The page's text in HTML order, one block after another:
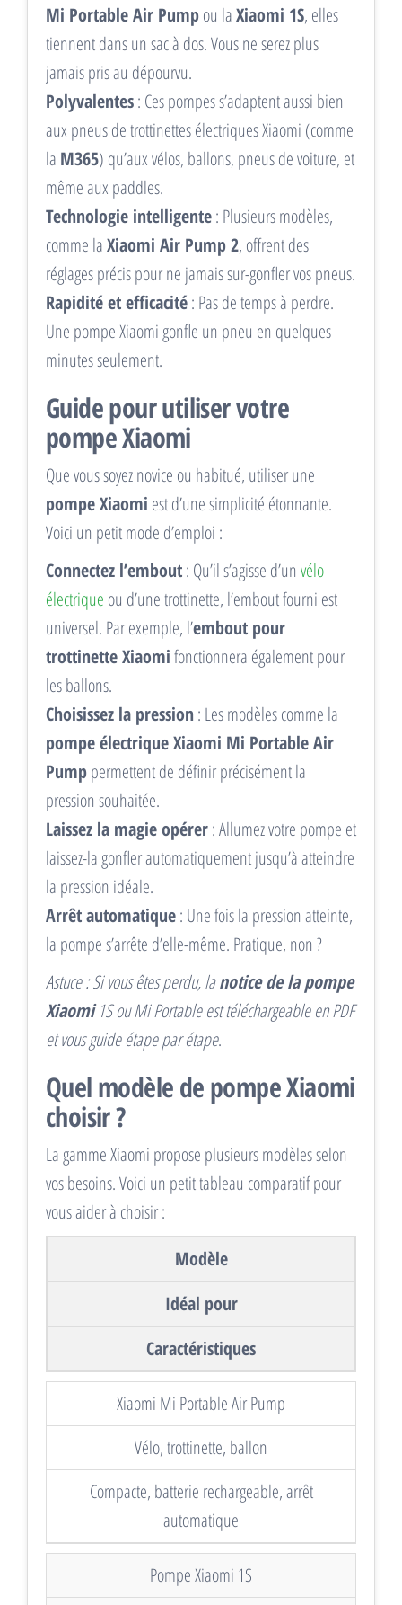
Mi Portable Air Pumpou laXiaomi 1S, elles
tiennent dans un sac à dos. Vous ne serez plus
jamais pris au dépourvu.
Polyvalentes: Ces pompes s’adaptent aussi bien
aux pneus de trottinettes électriques Xiaomi (comme
la M365) qu’aux vélos, ballons, pneus de voiture, et
même aux paddles.
Technologie intelligente: Plusieurs modèles,
comme laXiaomi Air Pump 2, offrent des
réglages précis pour ne jamais sur-gonfler vos pneus.
Rapidité et efficacité: Pas de temps à perdre.
Une pompe Xiaomi gonfle un pneu en quelques
minutes seulement.
Guide pour utiliser votre
pompe Xiaomi
Que vous soyez novice ou habitué, utiliser une
pompe Xiaomi est d’une simplicité étonnante.
Voici un petit mode d’emploi :
Connectez l’embout: Qu’il s’agisse d’un vélo
électrique ou d’une trottinette, l’embout fourni est
universel. Par exemple, l’embout pour
trottinette Xiaomifonctionnera également pour
les ballons.
Choisissez la pression: Les modèles comme la
pompe électrique Xiaomi Mi Portable Air
Pumppermettent de définir précisément la
pression souhaitée.
Laissez la magie opérer: Allumez votre pompe et
laissez-la gonfler automatiquement jusqu’à atteindre
la pression idéale.
Arrêt automatique: Une fois la pression atteinte,
la pompe s’arrête d’elle-même. Pratique, non ?
Astuce : Si vous êtes perdu, lanotice de la pompe
Xiaomi1S ou Mi Portable est téléchargeable en PDF
et vous guide étape par étape.
Quel modèle de pompe Xiaomi
choisir ?
La gamme Xiaomi propose plusieurs modèles selon
vos besoins. Voici un petit tableau comparatif pour
vous aider à choisir :
Modèle
Idéal pour
Caractéristiques
Xiaomi Mi Portable Air Pump
Vélo, trottinette, ballon
Compacte, batterie rechargeable, arrêt
automatique
Pompe Xiaomi 1S